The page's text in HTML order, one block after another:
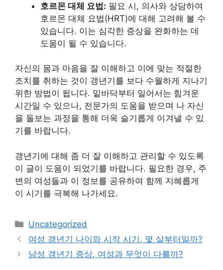
호르몬 대체 요법: 필요 시, 의사와 상담하여
호르몬 대체 요법(HRT)에 대해 고려해 볼 수
있습니다. 이는 심각한 증상을 완화하는 데
도움이 될 수 있습니다.
자신의 몸과 마음을 잘 이해하고 이에 맞는 적절한
조치를 취하는 것이 갱년기를 보다 수월하게 지나기
위한 방법이 됩니다. 밑바닥부터 일어서는 힘겨운
시간일 수 있으나, 전문가의 도움을 받으며 나 자신
을 돌보는 과정을 통해 더욱 슬기롭게 이겨낼 수 있
기를 바랍니다.
갱년기에 대해 좀 더 잘 이해하고 관리할 수 있도록
이 글이 도움이 되었기를 바랍니다. 필요한 경우, 주
변의 여성들과 이 정보를 공유하여 함께 지혜롭게
이 시기를 극복해 나가세요.
Categories
Uncategorized
여성 갱년기 나이와 시작 시기, 몇 살부터일까?
남성 갱년기 증상, 여성과 무엇이 다를까?